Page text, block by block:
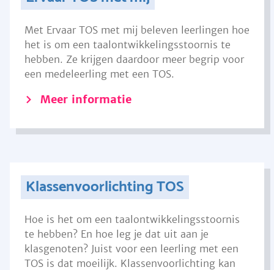
Met Ervaar TOS met mij beleven leerlingen hoe
het is om een taalontwikkelingsstoornis te
hebben. Ze krijgen daardoor meer begrip voor
een medeleerling met een TOS.
Meer informatie
Klassenvoorlichting TOS
Hoe is het om een taalontwikkelingsstoornis
te hebben? En hoe leg je dat uit aan je
klasgenoten? Juist voor een leerling met een
TOS is dat moeilijk. Klassenvoorlichting kan